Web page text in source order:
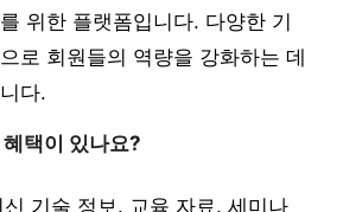
위한 플랫폼입니다. 다양한 기
로 회원들의 역량을 강화하는 데
다.
택이 있나요?
기술 정보, 교육 자료, 세미나